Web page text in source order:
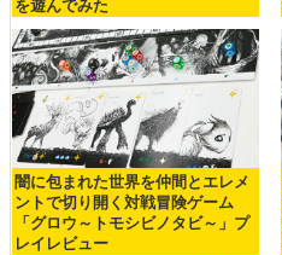
を遊んでみた
闇に包まれた世界を仲間とエレメ
ントで切り開く対戦冒険ゲーム
「グロウ～トモシビノタビ～」プ
レイレビュー